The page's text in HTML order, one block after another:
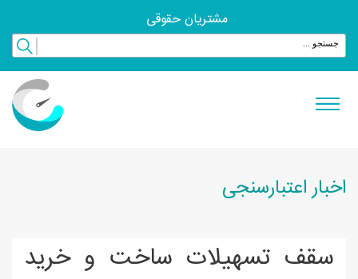
مشتریان حقوقی
اخبار اعتبارسنجی
سقف تسهیلات ساخت و خرید